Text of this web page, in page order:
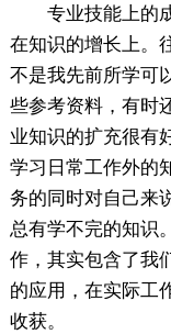
专业技能上的
在知识的增长上。
不是我先前所学可
些参考资料，有时
业知识的扩充很有
学习日常工作外的
务的同时对自己来
总有学不完的知识
作，其实包含了我
的应用，在实际工
收获。